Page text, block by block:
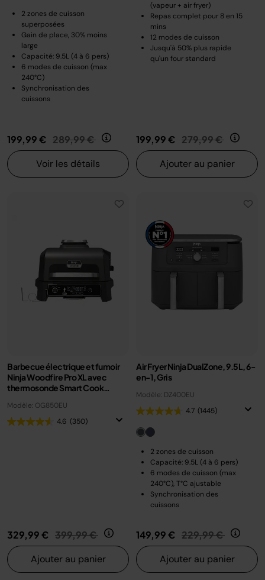
2 zones de cuisson
superposées
Gain de place, 30% moins
large
Capacité: 9.5L (4 à 6 pers)
6 modes de cuisson (max
240°C)
Synchronisation des
cuissons
199,99 € Prix réduit de
289,99 € au
Voir les détails
(vapeur + air fryer)
Repas complet pour 8 en 15
mins
12 modes de cuisson
Jusqu'à 50% plus rapide
qu'un four standard
199,99 € Prix réduit de
279,99 € au
Ajouter au panier
Barbecue électrique et fumoir
Ninja Woodfire Pro XL avec
thermosonde Smart Cook
Modèle: OG850EU
4.6 (350)
329,99 € Prix réduit de
399,99 € au
Ajouter au panier
Air Fryer Ninja DualZone, 9.5L, 6-
en-1, Gris
Modèle: DZ400EU
4.7 (1445)
2 zones de cuisson
Capacité: 9.5L (4 à 6 pers)
6 modes de cuisson (max
240°C), T°C ajustable
Synchronisation des
cuissons
149,99 € Prix réduit de
229,99 € au
Ajouter au panier